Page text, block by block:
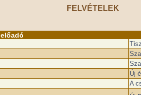
FELVÉTELEK
előadó
Új
A